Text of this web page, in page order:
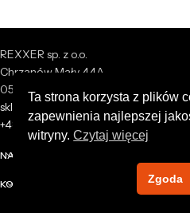
REXXER sp. z o.o.
Chrzanów Mały 44A
05-825 Grodzisk Mazowiecki
sklep@rexxer.pl
+48 512 477 473
NASZA FIRMA
KONTO
Ta strona korzysta z plików
zapewnienia najlepszej
witryny.Czytaj więcej
Zgoda